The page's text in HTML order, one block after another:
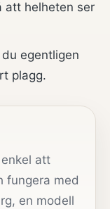
att helheten ser
egentligen
plagg.
att
fungera med
en modell